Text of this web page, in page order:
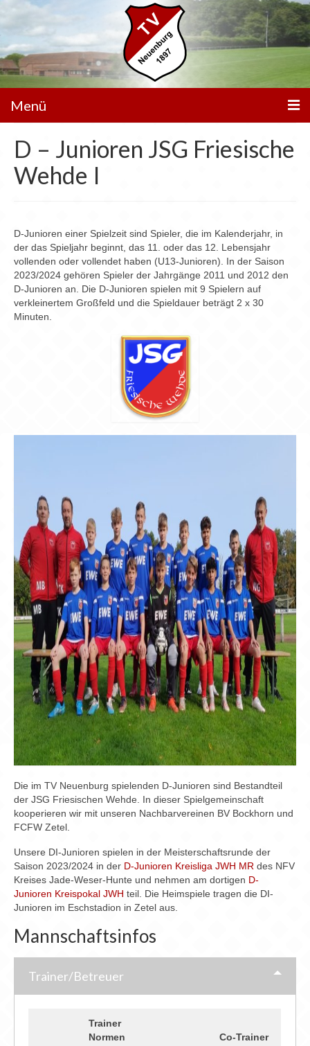
Menü
Unser Verein
Spielbetrieb
Walking Football
Sportanlagen
Sponsoren
Chronik
D – Junioren JSG Friesische
Wehde I
D-Junioren einer Spielzeit sind Spieler, die im Kalenderjahr, in
der das Spieljahr beginnt, das 11. oder das 12. Lebensjahr
vollenden oder vollendet haben (U13-Junioren). In der Saison
2023/2024 gehören Spieler der Jahrgänge 2011 und 2012 den
D-Junioren an. Die D-Junioren spielen mit 9 Spielern auf
verkleinertem Großfeld und die Spieldauer beträgt 2 x 30
Minuten.
Die im TV Neuenburg spielenden D-Junioren sind Bestandteil
der JSG Friesischen Wehde. In dieser Spielgemeinschaft
kooperieren wir mit unseren Nachbarvereinen BV Bockhorn und
FCFW Zetel.
Unsere DI-Junioren spielen in der Meisterschaftsrunde der
Saison 2023/2024 in der D-Junioren Kreisliga JWH MR des NFV
Kreises Jade-Weser-Hunte und nehmen am dortigen D-
Junioren Kreispokal JWH teil. Die Heimspiele tragen die DI-
Junioren im Eschstadion in Zetel aus.
Mannschaftsinfos
Trainer/Betreuer
Trainer
Normen
Co-Trainer